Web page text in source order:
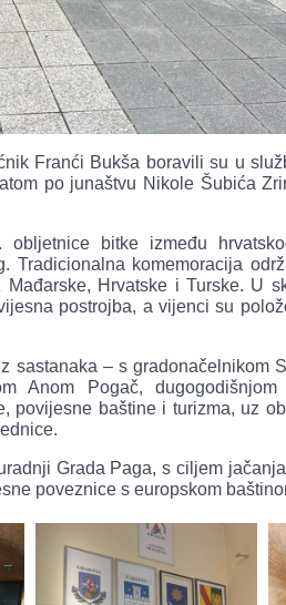
Franći Bukša boravili su u
po junaštvu Nikole Šubića
bitke između
Tradicionalna komemoracija
Hrvatske i Turske. U
postrojba, a vijenci su
– s gradonačelnikom
Anom Pogač,
povijesne baštine i turizma, uz
Grada Paga, s ciljem
poveznice s europskom